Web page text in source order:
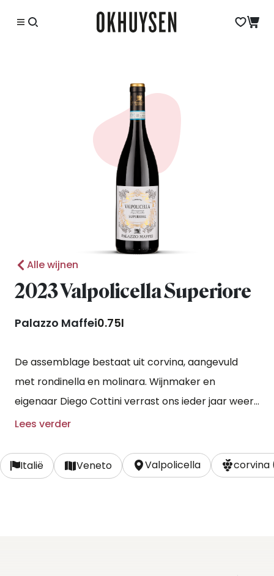
Alle wijnen
2023 Valpolicella Superiore
Palazzo Maffei0.75l
De assemblage bestaat uit corvina, aangevuld
met rondinella en molinara. Wijnmaker en
eigenaar Diego Cottini verrast ons ieder jaar weer
met deze ‘basisvalpolicella’ van ongekend hoge
Lees verder
Italië Veneto Valpolicella corvina